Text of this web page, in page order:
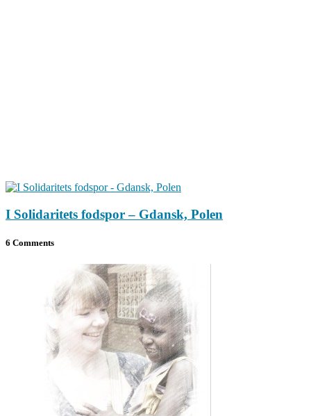
I Solidaritets fodspor – Gdansk, Polen
6 Comments